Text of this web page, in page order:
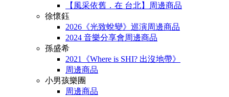
【風采依舊．在 台北】周邊商品
徐懷鈺
2026《光致蛻變》巡演周邊商品
2024 音樂分享會周邊商品
孫盛希
2021《Where is SHI? 出沒地帶》
周邊商品
小男孩樂團
周邊商品